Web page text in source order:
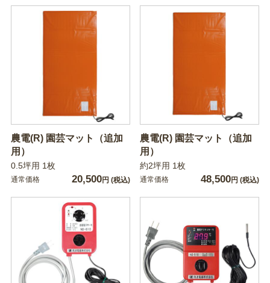
農電(R) 園芸マット（追加
用）
0.5坪用 1枚
通常価格 20,500円 (税込)
農電(R) 園芸マット（追加
用）
約2坪用 1枚
通常価格 48,500円 (税込)